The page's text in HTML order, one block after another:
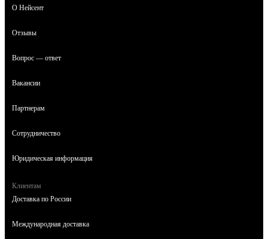
О Нейсент
Отзывы
Вопрос — ответ
Вакансии
Партнерам
Сотрудничество
Юридическая информация
Клиентам
Доставка по России
Международная доставка